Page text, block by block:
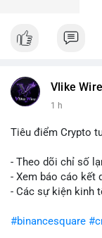
Vlike Wire
1 h
Tiêu điểm Crypto
- Theo dõi chỉ số
- Xem báo cáo kết
- Các sự kiện kinh
#binancesquare